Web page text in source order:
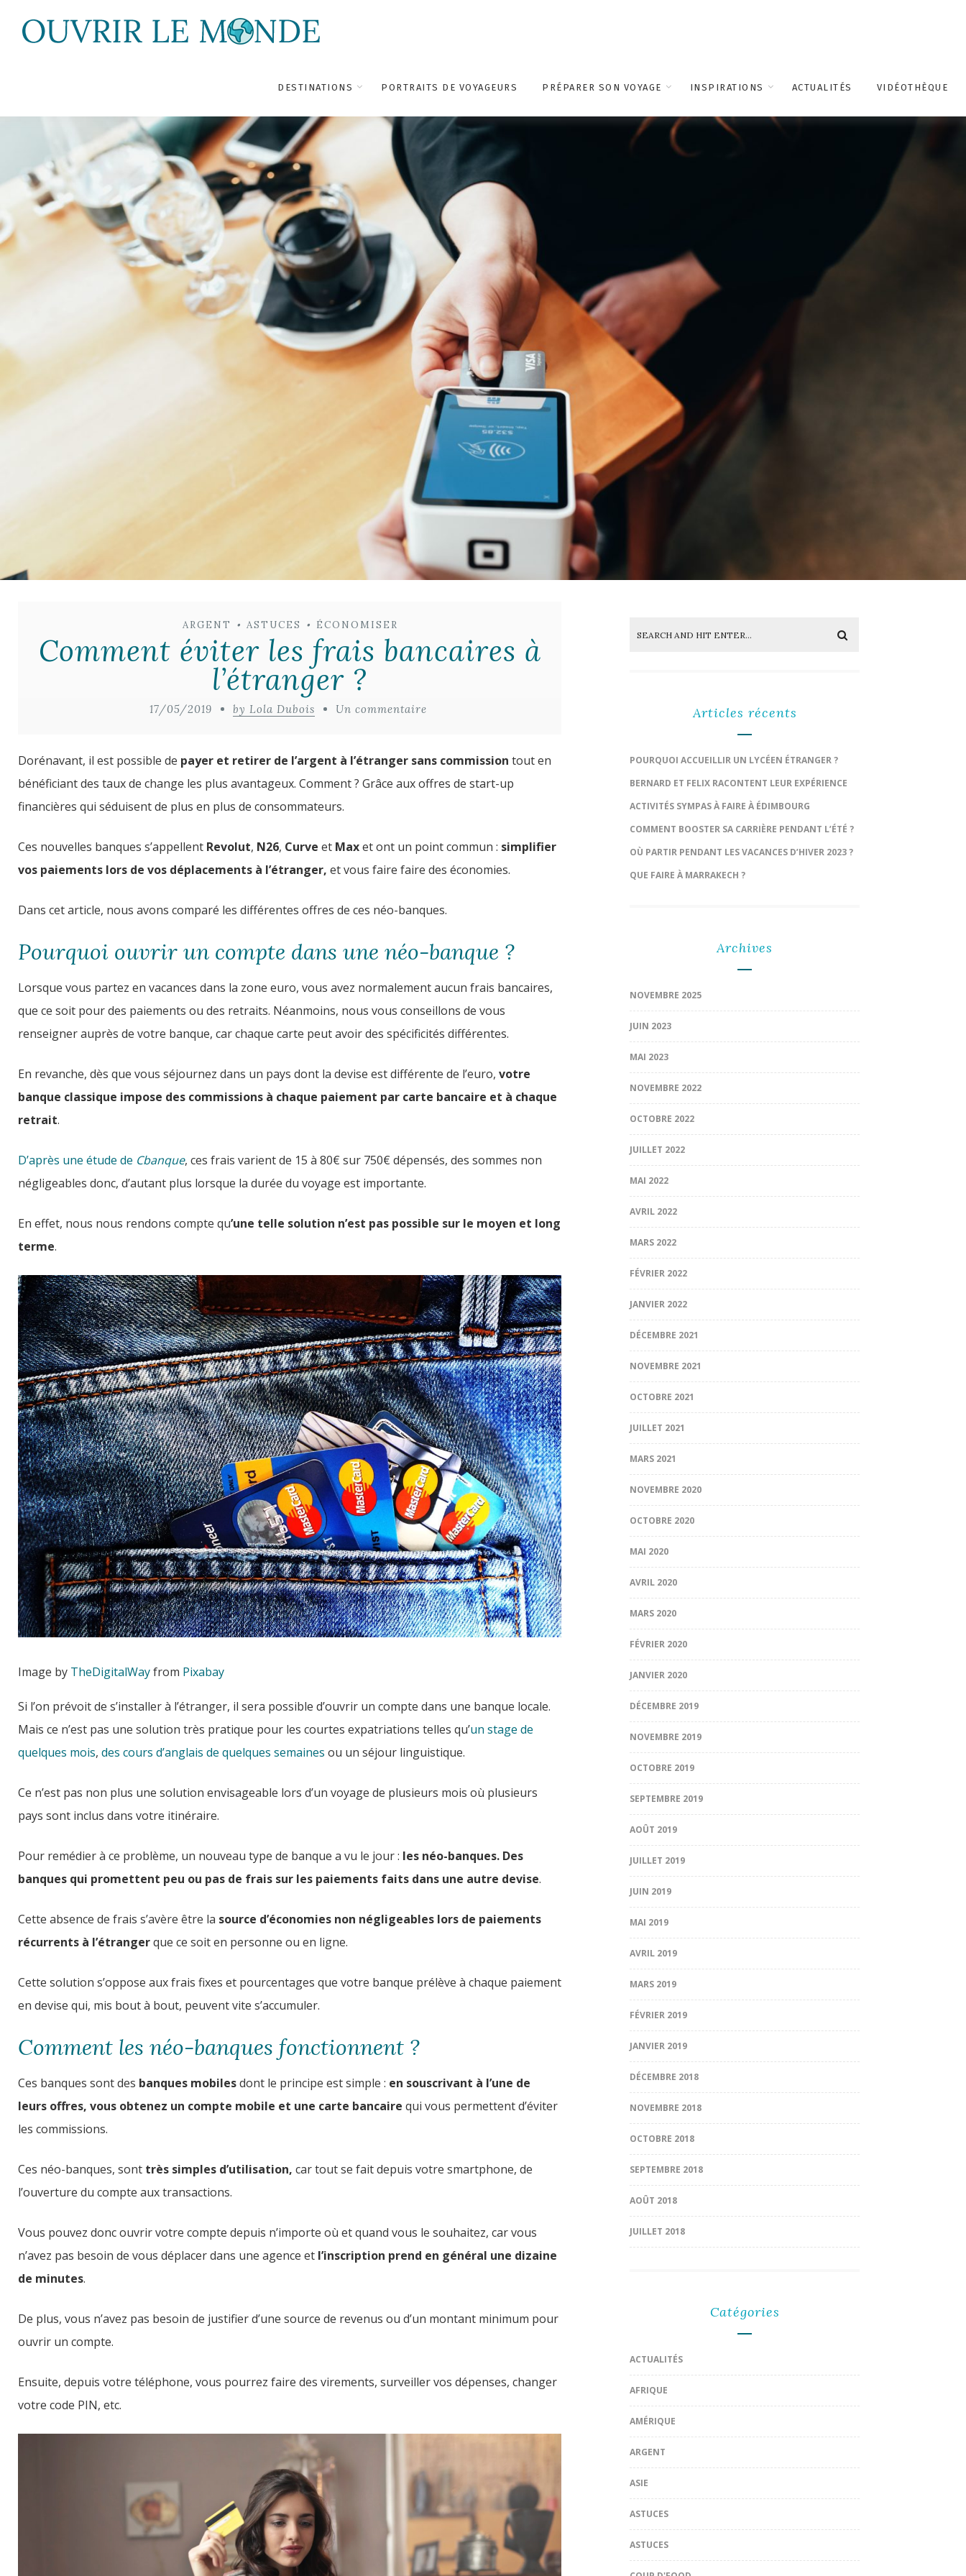
DESTINATIONS PORTRAITS DE VOYAGEURS PRÉPARER SON VOYAGE INSPIRATIONS ACTUALITÉS VIDÉOTHÈQUE
ARGENT • ASTUCES • ÉCONOMISER
Comment éviter les frais bancaires à
l’étranger ?
17/05/2019 by Lola Dubois Un commentaire
Dorénavant, il est possible de payer et retirer de l’argent à l’étranger sans commission tout en
bénéficiant des taux de change les plus avantageux. Comment ? Grâce aux offres de start-up
financières qui séduisent de plus en plus de consommateurs.
Ces nouvelles banques s’appellent Revolut, N26, Curve et Maxet ont un point commun : simplifier
vos paiements lors de vos déplacements à l’étranger, et vous faire faire des économies.
Dans cet article, nous avons comparé les différentes offres de ces néo-banques.
Pourquoi ouvrir un compte dans une néo-banque ?
Lorsque vous partez en vacances dans la zone euro, vous avez normalement aucun frais bancaires,
que ce soit pour des paiements ou des retraits. Néanmoins, nous vous conseillons de vous
renseigner auprès de votre banque, car chaque carte peut avoir des spécificités différentes.
En revanche, dès que vous séjournez dans un pays dont la devise est différente de l’euro, votre
banque classique impose des commissions à chaque paiement par carte bancaire et à chaque
retrait.
D’après une étude de Cbanque, ces frais varient de 15 à 80€ sur 750€ dépensés, des sommes non
négligeables donc, d’autant plus lorsque la durée du voyage est importante.
En effet, nous nous rendons compte qu’une telle solution n’est pas possible sur le moyen et long
terme.
Image by TheDigitalWayfrom Pixabay
Si l’on prévoit de s’installer à l’étranger, il sera possible d’ouvrir un compte dans une banque locale.
Mais ce n’est pas une solution très pratique pour les courtes expatriations telles qu’un stage de
quelques mois, des cours d’anglais de quelques semaines ou un séjour linguistique.
Ce n’est pas non plus une solution envisageable lors d’un voyage de plusieurs mois où plusieurs
pays sont inclus dans votre itinéraire.
Pour remédier à ce problème, un nouveau type de banque a vu le jour : les néo-banques. Des
banques qui promettent peu ou pas de frais sur les paiements faits dans une autre devise.
Cette absence de frais s’avère être la source d’économies non négligeables lors de paiements
récurrents à l’étrangerque ce soit en personne ou en ligne.
Cette solution s’oppose aux frais fixes et pourcentages que votre banque prélève à chaque paiement
en devise qui, mis bout à bout, peuvent vite s’accumuler.
Comment les néo-banques fonctionnent ?
Ces banques sont des banques mobilesdont le principe est simple : en souscrivant à l’une de
leurs offres, vous obtenez un compte mobile et une carte bancaire qui vous permettent d’éviter
les commissions.
Ces néo-banques, sont très simples d’utilisation, car tout se fait depuis votre smartphone, de
l’ouverture du compte aux transactions.
Vous pouvez donc ouvrir votre compte depuis n’importe où et quand vous le souhaitez, car vous
n’avez pas besoin de vous déplacer dans une agence et l’inscription prend en général une dizaine
de minutes.
De plus, vous n’avez pas besoin de justifier d’une source de revenus ou d’un montant minimum pour
ouvrir un compte.
Ensuite, depuis votre téléphone, vous pourrez faire des virements, surveiller vos dépenses, changer
votre code PIN, etc.
Articles récents
POURQUOI ACCUEILLIR UN LYCÉEN ÉTRANGER ?
BERNARD ET FELIX RACONTENT LEUR EXPÉRIENCE
ACTIVITÉS SYMPAS À FAIRE À ÉDIMBOURG
COMMENT BOOSTER SA CARRIÈRE PENDANT L’ÉTÉ ?
OÙ PARTIR PENDANT LES VACANCES D’HIVER 2023 ?
QUE FAIRE À MARRAKECH ?
Archives
NOVEMBRE 2025
JUIN 2023
MAI 2023
NOVEMBRE 2022
OCTOBRE 2022
JUILLET 2022
MAI 2022
AVRIL 2022
MARS 2022
FÉVRIER 2022
JANVIER 2022
DÉCEMBRE 2021
NOVEMBRE 2021
OCTOBRE 2021
JUILLET 2021
MARS 2021
NOVEMBRE 2020
OCTOBRE 2020
MAI 2020
AVRIL 2020
MARS 2020
FÉVRIER 2020
JANVIER 2020
DÉCEMBRE 2019
NOVEMBRE 2019
OCTOBRE 2019
SEPTEMBRE 2019
AOÛT 2019
JUILLET 2019
JUIN 2019
MAI 2019
AVRIL 2019
MARS 2019
FÉVRIER 2019
JANVIER 2019
DÉCEMBRE 2018
NOVEMBRE 2018
OCTOBRE 2018
SEPTEMBRE 2018
AOÛT 2018
JUILLET 2018
Catégories
ACTUALITÉS
AFRIQUE
AMÉRIQUE
ARGENT
ASIE
ASTUCES
ASTUCES